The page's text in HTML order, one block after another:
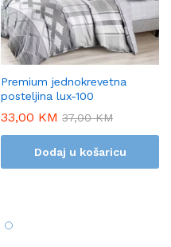
Premium jednokrevetna
posteljina lux-100
33,00 KM 37,00KM
Dodaj u košaricu